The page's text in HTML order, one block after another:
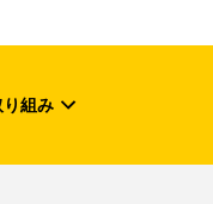
組み